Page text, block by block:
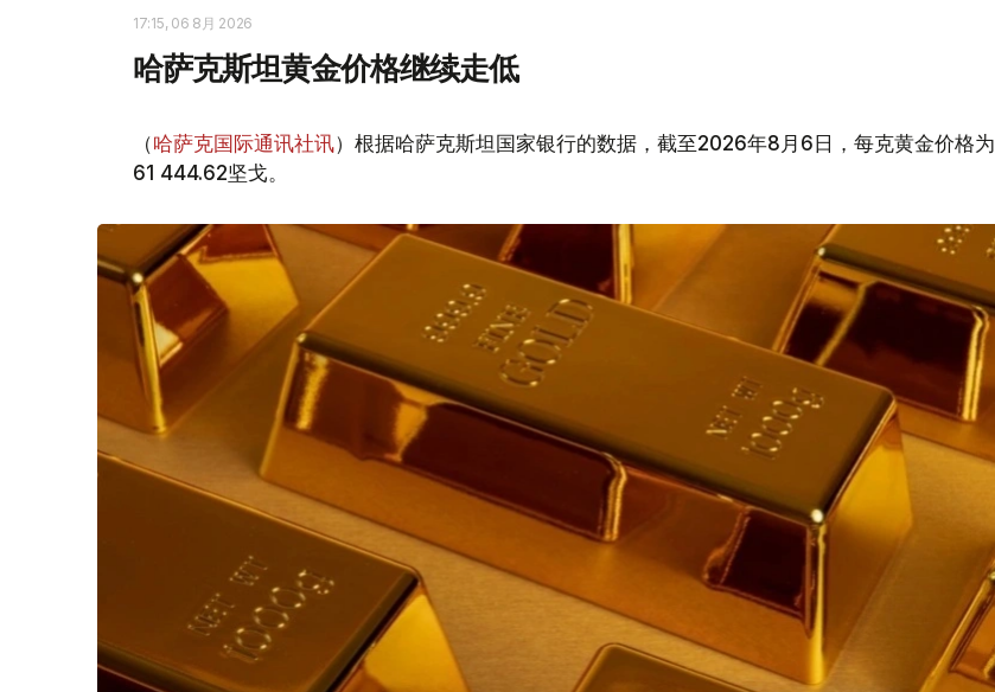
17:15, 06 8月 2026
哈萨克斯坦黄金价格继续走低
（哈萨克国际通讯社讯）根据哈萨克斯坦国家银行的数据，截至2026年8月6日，每克黄金价格为
61 444.62坚戈。